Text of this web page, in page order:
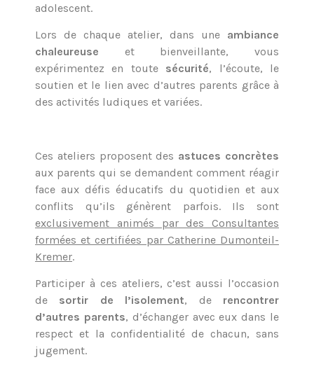
adolescent.
Lors de chaque atelier, dans une ambiance
chaleureuse et bienveillante, vous
expérimentez en toute sécurité, l’écoute, le
soutien et le lien avec d’autres parents grâce à
des activités ludiques et variées.
Ces ateliers proposent des astuces concrètes
aux parents qui se demandent comment réagir
face aux défis éducatifs du quotidien et aux
conflits qu’ils génèrent parfois. Ils sont
exclusivement animés par des Consultantes
formées et certifiées par Catherine Dumonteil-
Kremer.
Participer à ces ateliers, c’est aussi l’occasion
de sortir de l’isolement, de rencontrer
d’autres parents, d’échanger avec eux dans le
respect et la confidentialité de chacun, sans
jugement.